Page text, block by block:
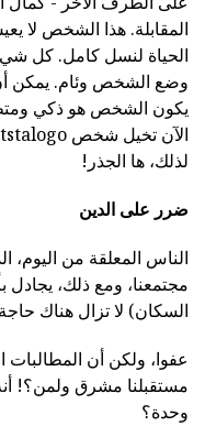
المقابلة. هذا الشخص لا
الحياة لنسل كامل. كل
وضع الشخص وئام. يمكن
يكون الشخص هو ذكي
لذلك، ها الجذر!
ضرر على الدين
الناس المعلقة من اليوم،
مجتمعنا، ومع ذلك،
السكان) لا تزال هناك
عفوا، ولكن أن المطالبات
مستقبلنا مشرق ولمن؟!
وحدة؟